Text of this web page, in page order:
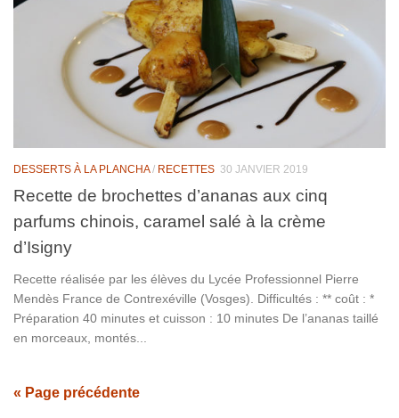
DESSERTS À LA PLANCHA/ RECETTES 30 JANVIER 2019
Recette de brochettes d’ananas aux cinq
parfums chinois, caramel salé à la crème
d’Isigny
Recette réalisée par les élèves du Lycée Professionnel Pierre
Mendès France de Contrexéville (Vosges). Difficultés : ** coût : *
Préparation 40 minutes et cuisson : 10 minutes De l’ananas taillé
en morceaux, montés...
« Page précédente